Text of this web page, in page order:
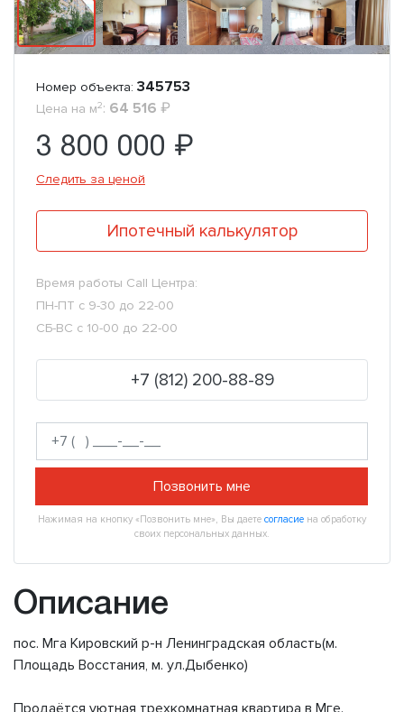
Номер объекта: 345753
Цена на м2: 64 516 ₽
3 800 000 ₽
Следить за ценой
Ипотечный калькулятор
Время работы Call Центра:
ПН-ПТ с 9-30 до 22-00
СБ-ВС с 10-00 до 22-00
+7 (812) 200-88-89
Позвонить мне
Нажимая на кнопку «Позвонить мне», Вы даете согласие на обработку
своих персональных данных.
Описание
пос. Мга Кировский р-н Ленинградская область(м.
Площадь Восстания, м. ул.Дыбенко)